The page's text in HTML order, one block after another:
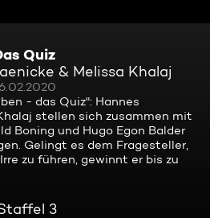
Quiz
& Melissa Khalaj
- das Quiz": Hannes
stellen sich zusammen mit
Boning und Hugo Egon Balder
Gelingt es dem Fragesteller,
zu führen, gewinnt er bis zu
3